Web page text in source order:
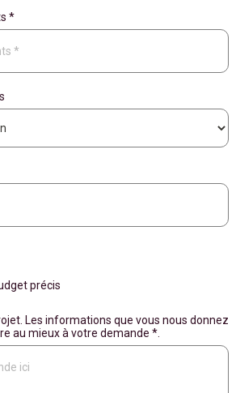
*
précis
Les informations que vous nous donnez
au mieux à votre demande *.